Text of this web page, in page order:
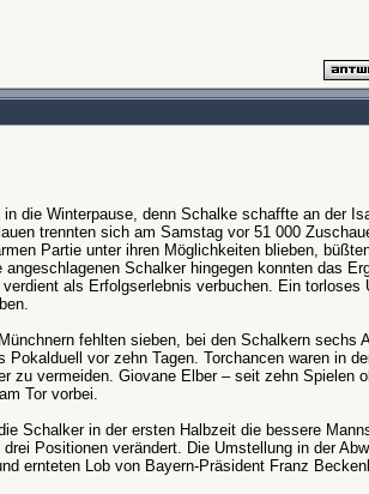
die Winterpause, denn Schalke schaffte an der
trennten sich am Samstag vor 51 000
Partie unter ihren Möglichkeiten blieben,
Schalker hingegen konnten das
als Erfolgserlebnis verbuchen. Ein torloses
fehlten sieben, bei den Schalkern sechs
vor zehn Tagen. Torchancen waren in
zu vermeiden. Giovane Elber – seit zehn Spielen
Tor vorbei.
Schalker in der ersten Halbzeit die bessere
Positionen verändert. Die Umstellung in der
ernteten Lob von Bayern-Präsident Franz